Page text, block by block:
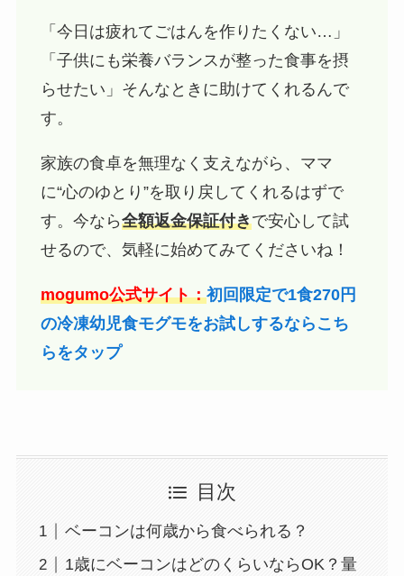
「今日は疲れてごはんを作りたくない…」
「子供にも栄養バランスが整った食事を摂
らせたい」そんなときに助けてくれるんで
す。
家族の食卓を無理なく支えながら、ママ
に“心のゆとり”を取り戻してくれるはずで
す。今なら全額返金保証付きで安心して試
せるので、気軽に始めてみてくださいね！
mogumo公式サイト：初回限定で1食270円
の冷凍幼児食モグモをお試しするならこち
らをタップ
目次
ベーコンは何歳から食べられる？
1歳にベーコンはどのくらいならOK？量